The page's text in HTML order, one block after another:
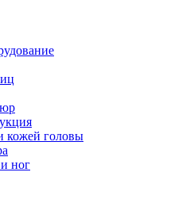
кожей головы
ног